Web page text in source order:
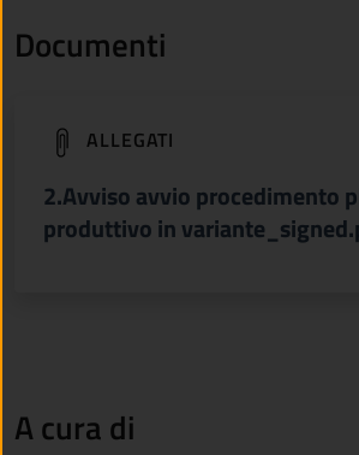
Documenti
ALLEGATI
2.Avviso avvio procedimento
produttivo in
(apre in un'altra scheda).
A cura di